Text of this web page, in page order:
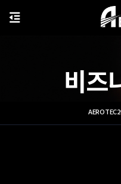
비즈